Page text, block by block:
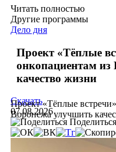
Читать полностью
Другие программы
Дело дня
Проект «Тёплые
онкопациентам
качество жизни
Проект «Тёплые
Воронежа улучшить
Скачать
07.08.2026
Поделиться